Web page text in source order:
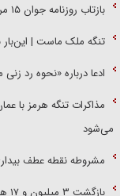
بازتاب روزنامه جوان ۱۵ مرداد در شبکه خبر
تنگه ملک ماست | این‌بار
ادعا درباره «نحوه رد
مذاکرات تنگه هرمز با
می‌شود
مشروطه نقطه عطف
بازگشت ۳ میلیون و ۱۷ هزار زائر اربعین به کشور